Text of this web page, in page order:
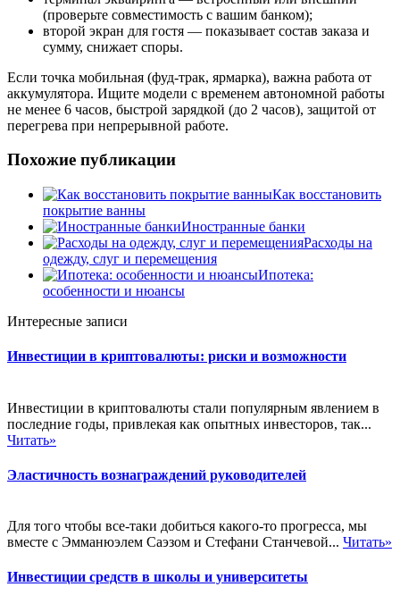
(проверьте совместимость с вашим банком);
второй экран для гостя — показывает состав заказа и
сумму, снижает споры.
Если точка мобильная (фуд-трак, ярмарка), важна работа от
аккумулятора. Ищите модели с временем автономной работы
не менее 6 часов, быстрой зарядкой (до 2 часов), защитой от
перегрева при непрерывной работе.
Похожие публикации
Как восстановить
покрытие ванны
Иностранные банки
Расходы на
одежду, слуг и перемещения
Ипотека:
особенности и нюансы
Интересные записи
Инвестиции в криптовалюты: риски и возможности
Инвестиции в криптовалюты стали популярным явлением в
последние годы, привлекая как опытных инвесторов, так...
Читать»
Эластичность вознаграждений руководителей
Для того чтобы все-таки добиться какого-то прогресса, мы
вместе с Эмманюэлем Саэзом и Стефани Станчевой... Читать»
Инвестиции средств в школы и университеты